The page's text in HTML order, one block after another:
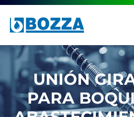
UNIÓN
PARA